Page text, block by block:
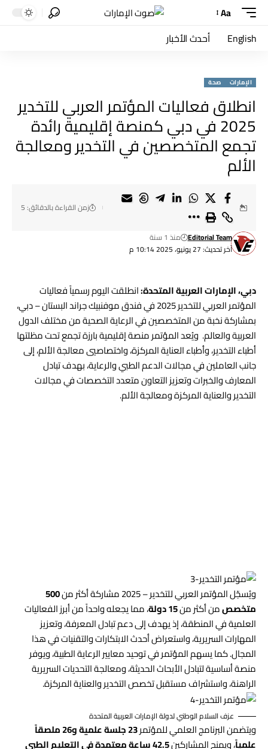
Aa
English أحدث الأخبار
الإمارات صحة
انطلاق فعاليات المؤتمر العربي للتخدير
2025 في دبي كمنصة إقليمية رائدة
تجمع المتخصصين في التخدير ومعالجة
الألم
آخر تحديث: 27 يونيو، 2025 10:14 م
Editorial Team منذ 1 سنة
زمن القراءة بالدقائق: 5
دبي، الإمارات العربية المتحدة:انطلقت اليوم رسمياً فعاليات
المؤتمر العربي للتخدير 2025 في فندق موفنبيك جراند البستان – دبي،
بمشاركة نخبة من المتخصصين في الرعاية الصحية من مختلف الدول
العربية والعالم. ويُعد المؤتمر منصة إقليمية بارزة تجمع تحت مظلتها
أطباء التخدير، وأطباء العناية المركزة، واختصاصيي معالجة الألم، إلى
جانب العاملين في مجالات الدعم الطبي والرعاية، بهدف تبادل
المعارف والخبرات وتعزيز التعاون متعدد التخصصات في مجالات
التخدير والعناية المركزة ومعالجة الألم.
ويُسجّل المؤتمر العربي للتخدير – 2025 مشاركة أكثر من
500
متخصصمن أكثر من15 دولة
، مما يجعله واحداً من أبرز الفعاليات
العلمية في المنطقة، إذ يهدف إلى دعم تبادل المعرفة، وتعزيز
المهارات السريرية، واستعراض أحدث الابتكارات والتقنيات في هذا
المجال. كما يسهم المؤتمر في توحيد معايير الرعاية الطبية، ويوفر
منصة أساسية لتبادل الأبحاث الحديثة، ومعالجة التحديات السريرية
الراهنة، واستشراف مستقبل تخصص التخدير والعناية المركزة.
عزف السلام الوطني لدولة الإمارات العربية المتحدة
ويتضمن البرنامج العلمي للمؤتمر
23 جلسة علمية و26 ملصقاً
علمياً، ويمنح المشاركين
42.5 ساعة معتمدة في التعليم الطبي